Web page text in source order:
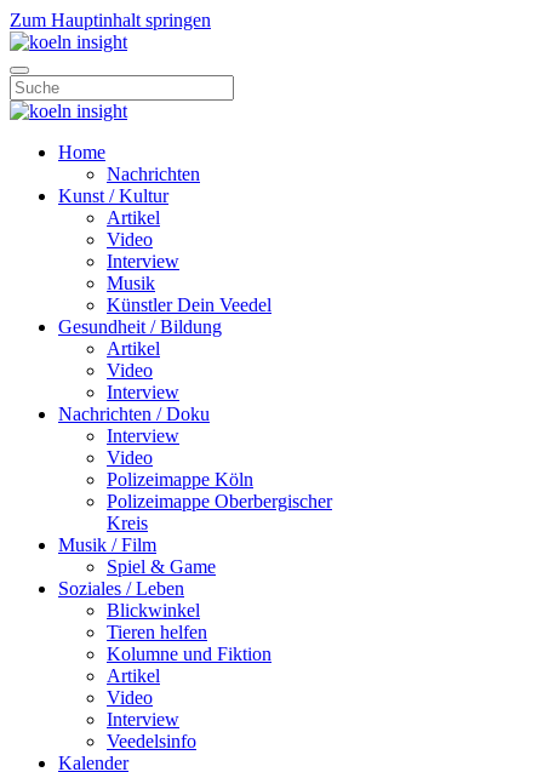
Zum Hauptinhalt springen
Home
Nachrichten
Kunst / Kultur
Artikel
Video
Interview
Musik
Künstler Dein Veedel
Gesundheit / Bildung
Artikel
Video
Interview
Nachrichten / Doku
Interview
Video
Polizeimappe Köln
Polizeimappe Oberbergischer
Kreis
Musik / Film
Spiel & Game
Soziales / Leben
Blickwinkel
Tieren helfen
Kolumne und Fiktion
Artikel
Video
Interview
Veedelsinfo
Kalender